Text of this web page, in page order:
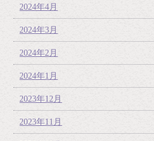
2024年4月
2024年3月
2024年2月
2024年1月
2023年12月
2023年11月